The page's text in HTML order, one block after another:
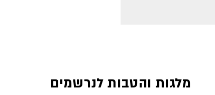
מלגות והטבות לנרשמים